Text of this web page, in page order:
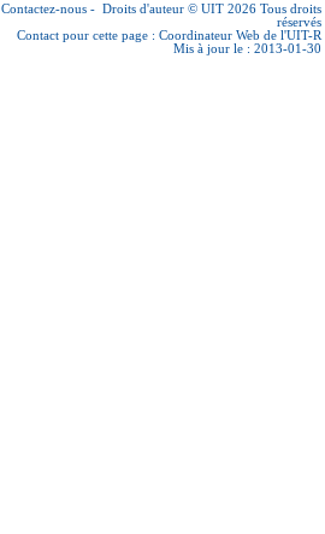
Contactez-nous - Droits d'auteur © UIT 2026 Tous droits
réservés
Contact pour cette page : Coordinateur Web de l'UIT-R
Mis à jour le : 2013-01-30